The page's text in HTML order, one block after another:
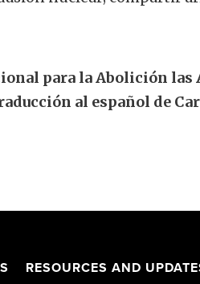
para la Abolición
al español de
RESOURCES AND